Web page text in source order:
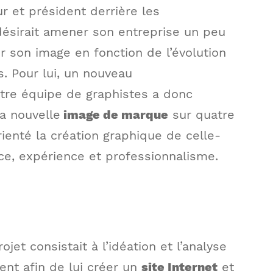
et président derrière les
amener son entreprise un peu
image en fonction de l’évolution
Pour lui, un nouveau
équipe de graphistes a donc
nouvelle image de marque sur quatre
la création graphique de celle-
expérience et professionnalisme.
consistait à l’idéation et l’analyse
afin de lui créer un site Internetet